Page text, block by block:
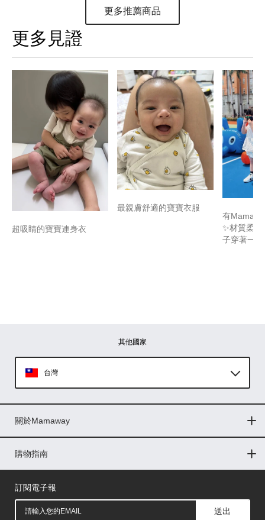
更多推薦商品
更多見證
超吸睛的寶寶連身衣
最親膚舒適的寶寶衣服
有
✨材質柔
子穿著一
其他國家
台灣
印尼
馬來西亞
關於Mamaway
門市據點
最新消息
品牌故事
人力招募
媒體花絮
隱私權聲明
CSR企業社會責任
購物指南
購物常見問題
退換貨問題
儲值金使用條款
購買儲值金
發票問題
會員權益
線上留言
吸乳器-免費體驗
訂閱電子報
送出